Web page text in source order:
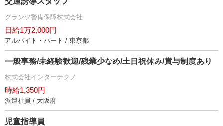
グランツ警備保障株式会社
日給1万2,000円
アルバイト・パート / 東京都
一般事務/未経験歓迎/残業少なめ/土日祝休み/賞与制度あり
株式会社インターテクノ
時給1,350円
派遣社員 / 大阪府
児童指導員